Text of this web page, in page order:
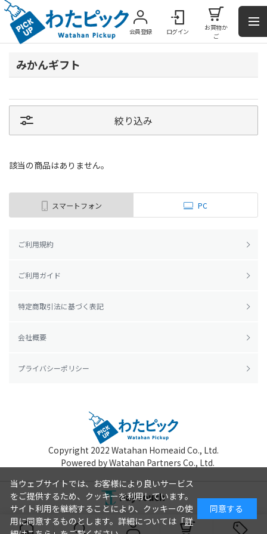
会員登録 ログイン
お買物か
ご
みかんギフト
絞り込み
該当の商品はありません。
スマートフォン PC
ご利用規約
ご利用ガイド
特定商取引法に基づく表記
会社概要
プライバシーポリシー
Copyright 2022 Watahan Homeaid Co., Ltd.
Powered by Watahan Partners Co., Ltd.
当ウェブサイトでは、お客様により良いサービス
をご提供するため、クッキーを利用しています。
サイト利用を継続することにより、クッキーの使
用に同意するものとします。詳細については「詳
同意する